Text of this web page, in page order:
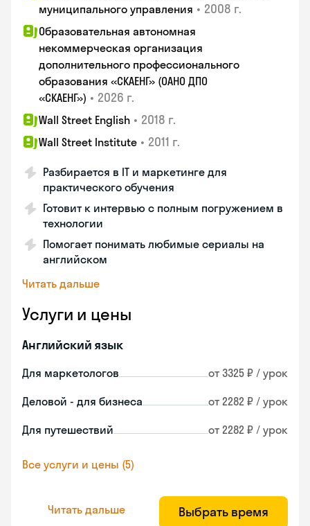
муниципального управления • 2008 г.
Образовательная автономная
некоммерческая организация
дополнительного профессионального
образования «СКАЕНГ» (ОАНО ДПО
«СКАЕНГ») • 2026 г.
Wall Street English • 2018 г.
Wall Street Institute • 2011 г.
Разбирается в IT и маркетинге для
практического обучения
Готовит к интервью с полным погружением в
технологии
Помогает понимать любимые сериалы на
английском
Читать дальше
Услуги и цены
Английский язык
Для маркетологов от 3325 ₽ / урок
Деловой - для бизнеса от 2282 ₽ / урок
Для путешествий от 2282 ₽ / урок
Все услуги и цены (5)
Читать дальше Выбрать время